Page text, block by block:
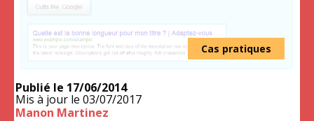
Cas pratiques
Publié le 17/06/2014
Mis à jour le 03/07/2017
Manon Martinez